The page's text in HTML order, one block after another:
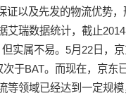
证以及先发的物流优势
艾瑞数据统计，截止
实属不易。5月22日，
于BAT。而现在，京东
等领域已经达到一定规模